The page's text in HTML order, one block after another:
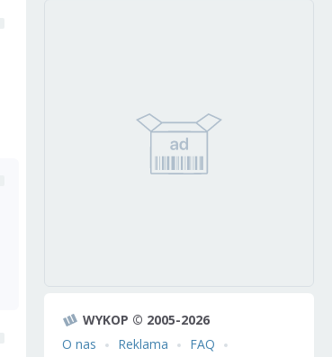
WYKOP © 2005-2026
O nas
Reklama
FAQ